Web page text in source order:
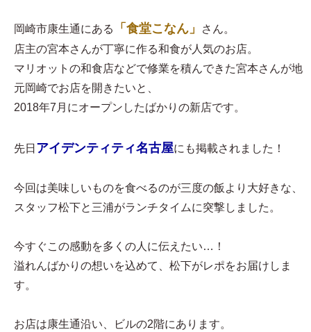
岡崎市康生通にある 「食堂こなん」
さん。
店主の宮本さんが丁寧に作る和食が人気のお店。
マリオットの和食店などで修業を積んできた宮本さんが地
元岡崎でお店を開きたいと、
2018年7月にオープンしたばかりの新店です。
先日 アイデンティティ名古屋にも掲載されました！
今回は美味しいものを食べるのが三度の飯より大好きな、
スタッフ松下と三浦がランチタイムに突撃しました。
今すぐこの感動を多くの人に伝えたい…！
溢れんばかりの想いを込めて、松下がレポをお届けしま
す。
お店は康生通沿い、ビルの2階にあります。